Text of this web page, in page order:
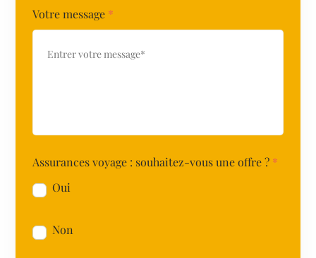
Votre message *
Assurances voyage : souhaitez-vous une offre ? *
Oui
Non